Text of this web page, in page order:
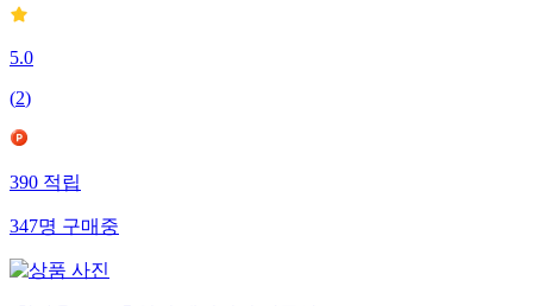
5.0
(2)
390적립
347명구매중